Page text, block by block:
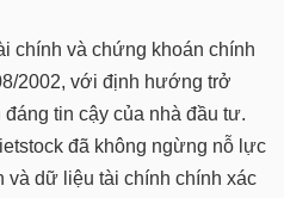
chính và chứng khoán chính
2002, với định hướng trở
tin cậy của nhà đầu tư.
đã không ngừng nỗ lực
và dữ liệu tài chính chính xác